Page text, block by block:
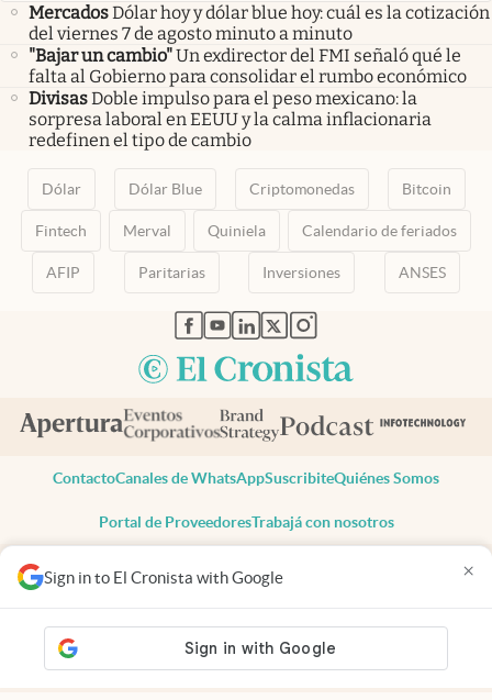
Sign in to El Cronista with Google ×
MercadosDólar hoy y dólar blue hoy: cuál es la cotización
del viernes 7 de agosto minuto a minuto
"Bajar un cambio"Un exdirector del FMI señaló qué le
falta al Gobierno para consolidar el rumbo económico
DivisasDoble impulso para el peso mexicano: la
sorpresa laboral en EEUU y la calma inflacionaria
redefinen el tipo de cambio
Dólar Dólar Blue Criptomonedas Bitcoin
Fintech Merval Quiniela Calendario de feriados
AFIP Paritarias Inversiones ANSES
abre en nueva pestaña
abre en nueva pestaña
abre en nueva pestaña
abre en nueva pestaña
abre en nueva pestaña
ContactoCanales de WhatsAppSuscribiteQuiénes Somos
Portal de ProveedoresTrabajá con nosotros
Todos los derechos reservados
Privacidad
Consentimiento
Tel:+54 11 7078-3270